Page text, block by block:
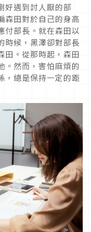
好遇到討人厭的部
森田對於自己的身高
付部長。就在森田以
時候，黑澤卻對部長
田。從那時起，森田
。然而，害怕麻煩的
，總是保持一定的距